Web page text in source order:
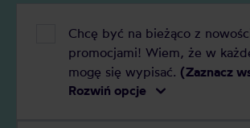
Chcę być na bieżąco z
promocjami! Wiem, że w
mogę się wypisać. (Zaznacz
Rozwiń opcje